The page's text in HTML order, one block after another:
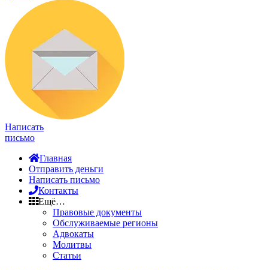
Написать
письмо
Главная
Отправить деньги
Написать письмо
Контакты
Ещё…
Правовые документы
Обслуживаемые регионы
Адвокаты
Молитвы
Статьи